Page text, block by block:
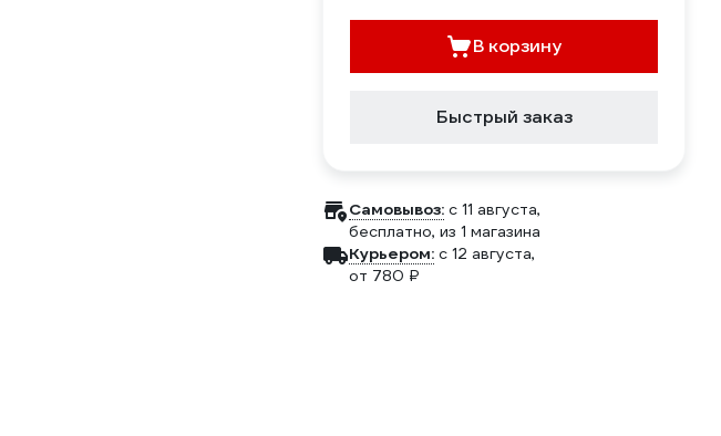
В корзину
Быстрый заказ
Самовывоз: c 11 августа,
бесплатно, из 1 магазина
Курьером: c 12 августа,
от 780 ₽